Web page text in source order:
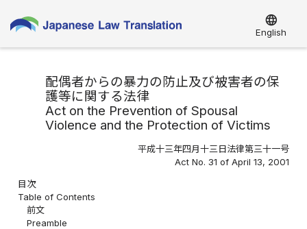
language
English
配偶者からの暴力の防止及び被害者の保
護等に関する法律
Act on the Prevention of Spousal
Violence and the Protection of Victims
平成十三年四月十三日法律第三十一号
Act No. 31 of April 13, 2001
目次
Table of Contents
前文
Preamble